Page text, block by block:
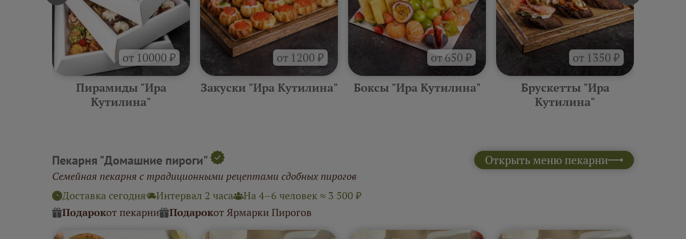
от 10000 ₽
Пирамиды "Ира
Кутилина"
от 1200 ₽
Закуски "Ира Кутилина"
от 650 ₽
Боксы "Ира Кутилина"
от 1350 ₽
Брускетты "Ира
Кутилина"
Пекарня "Домашние пироги" Открыть меню пекарни
Семейная пекарня с традиционными рецептами сдобных пирогов
Доставка сегодня
Интервал 2 часа
На 4–6 человек ≈ 3 500 ₽
Подарокот пекарни Подарокот Ярмарки Пирогов